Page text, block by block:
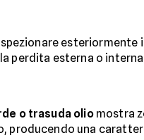
perdita esterna o
o trasuda oliomostra
producendo una